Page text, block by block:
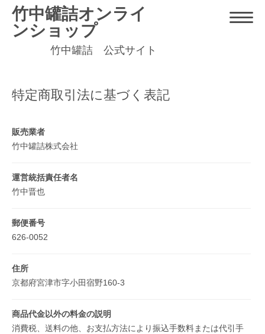
竹中罐詰オンライ
ンショップ
竹中罐詰 公式サイト
特定商取引法に基づく表記
販売業者
竹中罐詰株式会社
運営統括責任者名
竹中晋也
郵便番号
626-0052
住所
京都府宮津市字小田宿野160-3
商品代金以外の料金の説明
消費税、送料の他、お支払方法により振込手数料または代引手